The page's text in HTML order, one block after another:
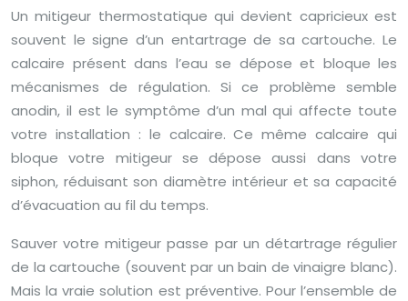
Un mitigeur thermostatique qui devient capricieux est
souvent le signe d’un entartrage de sa cartouche. Le
calcaire présent dans l’eau se dépose et bloque les
mécanismes de régulation. Si ce problème semble
anodin, il est le symptôme d’un mal qui affecte toute
votre installation : le calcaire. Ce même calcaire qui
bloque votre mitigeur se dépose aussi dans votre
siphon, réduisant son diamètre intérieur et sa capacité
d’évacuation au fil du temps.
Sauver votre mitigeur passe par un détartrage régulier
de la cartouche (souvent par un bain de vinaigre blanc).
Mais la vraie solution est préventive. Pour l’ensemble de